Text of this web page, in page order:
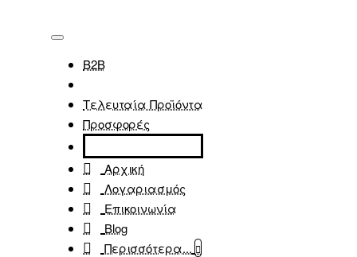
B2B
Τελευταία Προϊόντα
Προσφορές
Αρχική
Λογαριασμός
Επικοινωνία
Blog
Περισσότερα...